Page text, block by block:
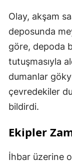
Olay, akşam
deposunda
göre, depoda
tutuşmasıyla
dumanlar
çevredekiler
bildirdi.
Ekipler
İhbar üzerine